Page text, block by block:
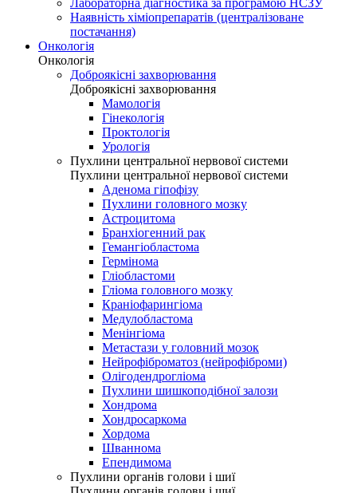
Лабораторна діагностика за програмою НСЗУ
Наявність хіміопрепаратів (централізоване
постачання)
Онкологія
Онкологія
Доброякісні захворювання
Доброякісні захворювання
Мамологія
Гінекологія
Проктологія
Урологія
Пухлини центральної нервової системи
Пухлини центральної нервової системи
Аденома гіпофізу
Пухлини головного мозку
Астроцитома
Бранхіогенний рак
Гемангіобластома
Гермінома
Гліобластоми
Гліома головного мозку
Краніофарингіома
Медулобластома
Менінгіома
Метастази у головний мозок
Нейрофіброматоз (нейрофіброми)
Олігодендрогліома
Пухлини шишкоподібної залози
Хондрома
Хондросаркома
Хордома
Шваннома
Епендимома
Пухлини органів голови і шиї